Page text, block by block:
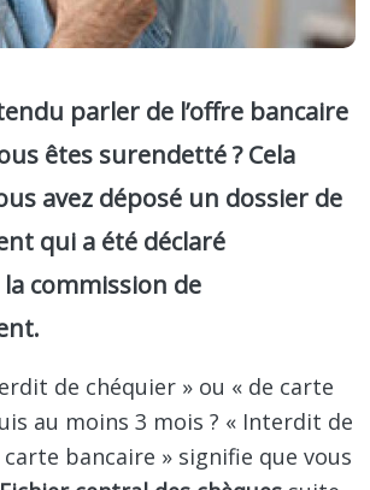
parler de l’offre bancaire
êtes surendetté ? Cela
avez déposé un dossier de
qui a été déclaré
commission de
de chéquier » ou « de carte
au moins 3 mois ? « Interdit de
bancaire » signifie que vous